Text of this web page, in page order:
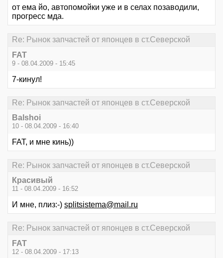
от ема йо, автопомойки уже и в селах позаводили,
прогресс мда.
Re: Рынок запчастей от японцев в ст.Северской
FAT
9 - 08.04.2009 - 15:45
7-кинул!
Re: Рынок запчастей от японцев в ст.Северской
Balshoi
10 - 08.04.2009 - 16:40
FAT, и мне кинь))
Re: Рынок запчастей от японцев в ст.Северской
Красивый
11 - 08.04.2009 - 16:52
И мне, плиз:-) splitsistema@mail.ru
Re: Рынок запчастей от японцев в ст.Северской
FAT
12 - 08.04.2009 - 17:13